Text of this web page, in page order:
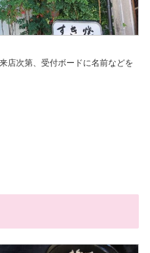
店次第、受付ボードに名前などを